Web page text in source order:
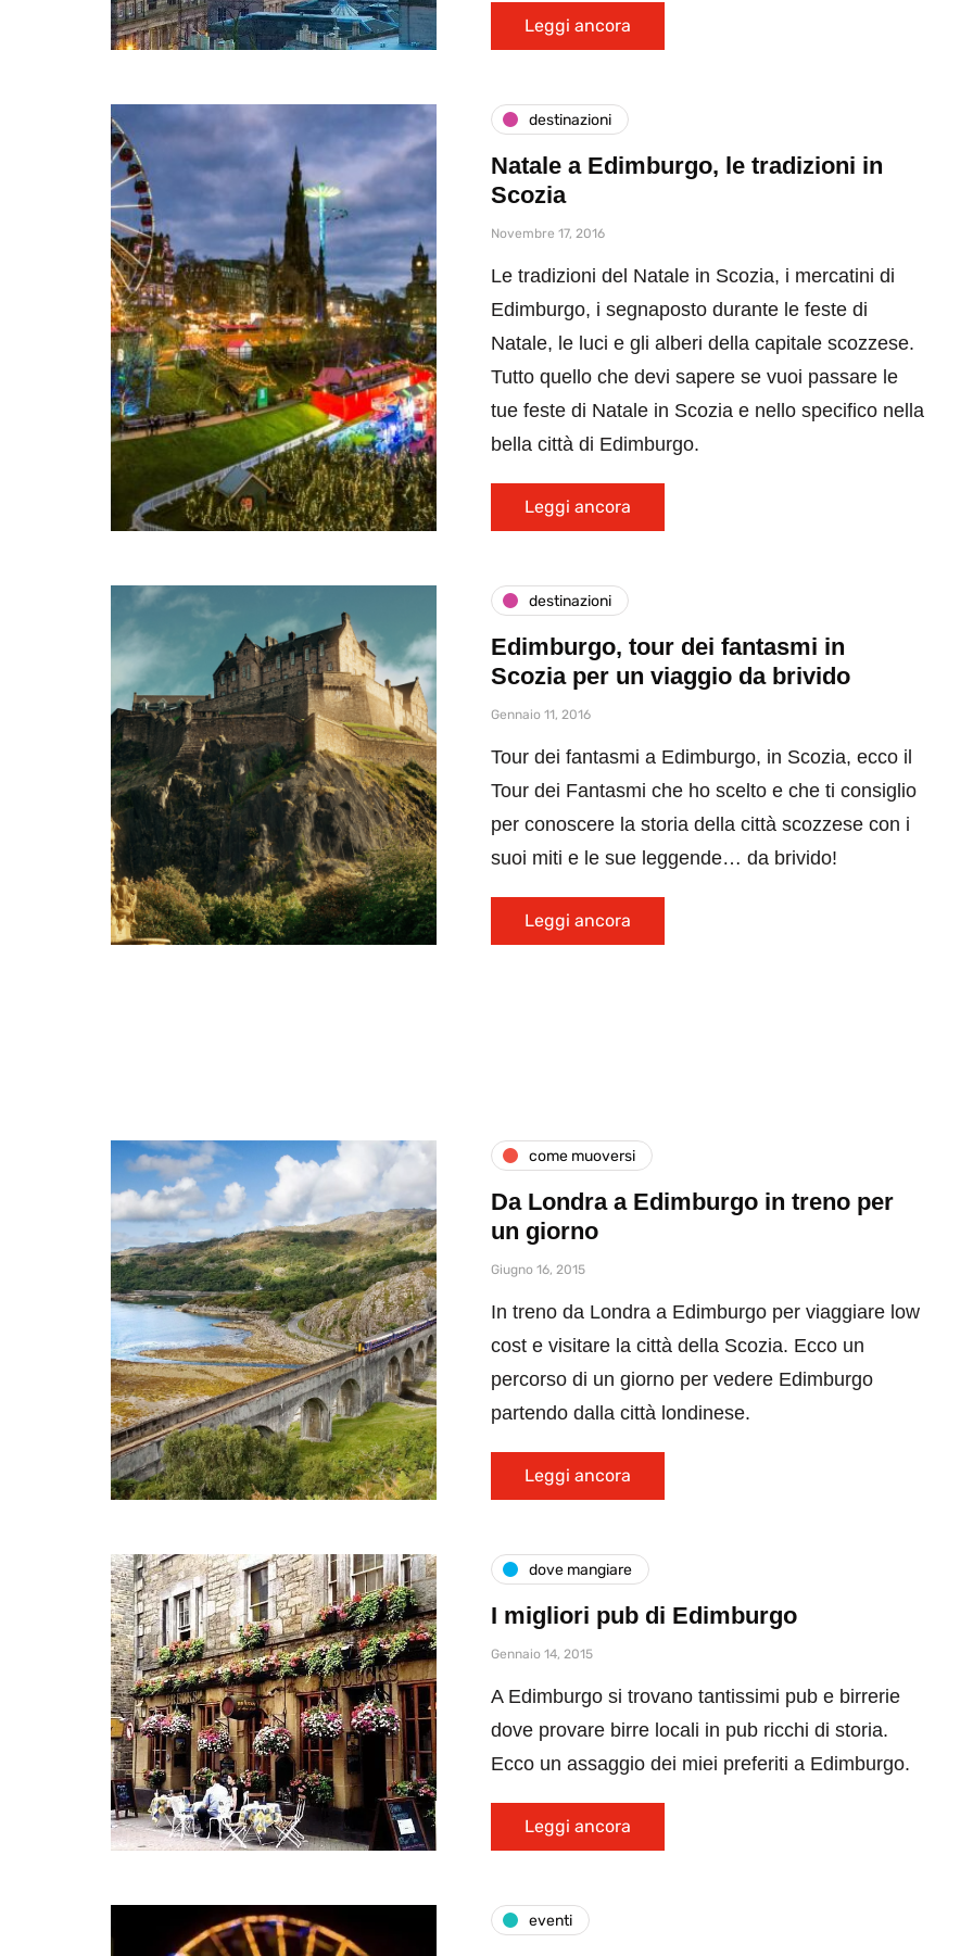
Leggi ancora
destinazioni
Natale a Edimburgo, le tradizioni in
Scozia
Novembre 17, 2016
Le tradizioni del Natale in Scozia, i mercatini di
Edimburgo, i segnaposto durante le feste di
Natale, le luci e gli alberi della capitale scozzese.
Tutto quello che devi sapere se vuoi passare le
tue feste di Natale in Scozia e nello specifico nella
bella città di Edimburgo.
Leggi ancora
destinazioni
Edimburgo, tour dei fantasmi in
Scozia per un viaggio da brivido
Gennaio 11, 2016
Tour dei fantasmi a Edimburgo, in Scozia, ecco il
Tour dei Fantasmi che ho scelto e che ti consiglio
per conoscere la storia della città scozzese con i
suoi miti e le sue leggende… da brivido!
Leggi ancora
come muoversi
Da Londra a Edimburgo in treno per
un giorno
Giugno 16, 2015
In treno da Londra a Edimburgo per viaggiare low
cost e visitare la città della Scozia. Ecco un
percorso di un giorno per vedere Edimburgo
partendo dalla città londinese.
Leggi ancora
dove mangiare
I migliori pub di Edimburgo
Gennaio 14, 2015
A Edimburgo si trovano tantissimi pub e birrerie
dove provare birre locali in pub ricchi di storia.
Ecco un assaggio dei miei preferiti a Edimburgo.
Leggi ancora
eventi